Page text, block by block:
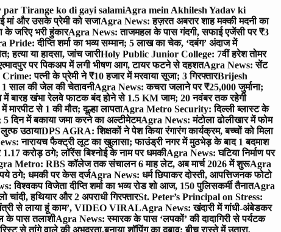
par Tirange ko di gayi salamiAgra mein Akhilesh Yadav ki
मां और उसके प्रेमी को सजाAgra News: हज़रत अबरार शाह मक्की मदनी का
जरिए भरी हुंकारAgra News: ताजमहल के पास गंदगी, सफाई एजेंसी पर ₹3
Pride: दीप्ति शर्मा का भव्य सम्मान; 5 लाख का चेक, ‘दबंग’ अंदाज में
या हादसा, जांच जारीHoly Public Junior College: 7वीं हरेश तोमर
पर पिकअप में लगी भीषण आग, टायर फटने से दहशतAgra News: सेंट
पत्नी के प्रेमी ने ₹10 हजार में मरवाया सूजा; 3 गिरफ्तारBrijesh
साल की जेल की चेतावनीAgra News: कचरा जलाने पर ₹25,000 जुर्माना;
बारह खंभा रेलवे फाटक बंद होने से 1.5 KM जाम; 20 नवंबर तक रहेगी
मारपीट से 1 की मौत; दूल्हा लापताAgra Metro Security: दिल्ली ब्लास्ट के
5 दिन में बकाया जमा करने का अल्टीमेटमAgra News: मंटोला ढोलीखार में फोम
उठायाDPS AGRA: शिक्षकों ने पेश किया रंगारंग कार्यक्रम, बच्चों को मिला
नारायच फैक्ट्री लूट का खुलासा; फाउंड्री नगर में मुठभेड़ के बाद 1 बदमाश
करोड़ ठगे; लॉरेंस बिश्नोई के नाम पर धमकीAgra News: घटिया निर्माण पर
Metro: RBS कॉलेज तक संचालन 6 माह लेट, अब मार्च 2026 में शुरूAgra
ठगे; धमकी पर केस दर्जAgra News: धर्म छिपाकर दोस्ती, आपत्तिजनक फोटो
विश्वकप विजेता दीप्ति शर्मा का भव्य रोड शो आज, 150 पुलिसकर्मी तैनातAgra
हथियार और 2 अपराधी गिरफ्तारSt. Peter’s Principal on Stress:
मंत्री से लाया हूं काम’, VIDEO VIRALAgra News: खंदारी में गांधी-अंबेडकर
के पास तलाशीAgra News: स्मारक के पास ‘लपकों’ की दादागिरी से पर्यटक
से तांगे वाले की अभद्रता,बनाया शॉपिंग का दबाव; बीच रास्ते में उतारा,